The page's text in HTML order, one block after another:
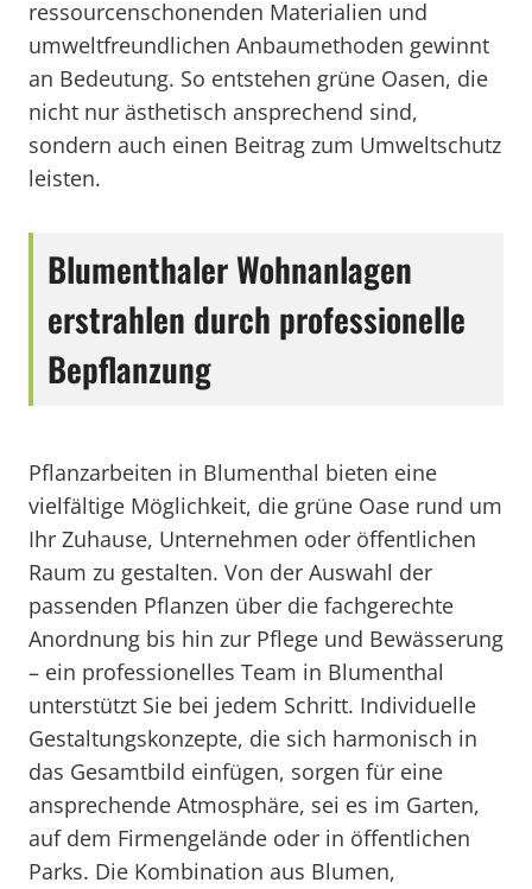
ressourcenschonenden Materialien und
umweltfreundlichen Anbaumethoden gewinnt
an Bedeutung. So entstehen grüne Oasen, die
nicht nur ästhetisch ansprechend sind,
sondern auch einen Beitrag zum Umweltschutz
leisten.
Blumenthaler Wohnanlagen
erstrahlen durch professionelle
Bepflanzung
Pflanzarbeiten in Blumenthal bieten eine
vielfältige Möglichkeit, die grüne Oase rund um
Ihr Zuhause, Unternehmen oder öffentlichen
Raum zu gestalten. Von der Auswahl der
passenden Pflanzen über die fachgerechte
Anordnung bis hin zur Pflege und Bewässerung
– ein professionelles Team in Blumenthal
unterstützt Sie bei jedem Schritt. Individuelle
Gestaltungskonzepte, die sich harmonisch in
das Gesamtbild einfügen, sorgen für eine
ansprechende Atmosphäre, sei es im Garten,
auf dem Firmengelände oder in öffentlichen
Parks. Die Kombination aus Blumen,